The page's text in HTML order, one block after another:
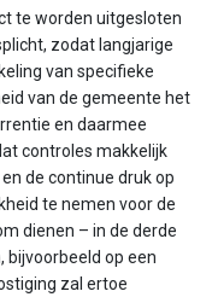
te worden uitgesloten
zodat langjarige
van specifieke
van de gemeente het
en daarmee
controles makkelijk
de continue druk op
te nemen voor de
dienen – in de derde
op een
zal ertoe